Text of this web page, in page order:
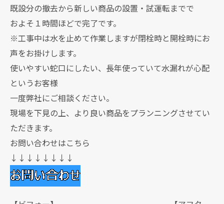
既設分の撤去から新しい商品の設置・試運転までで
およそ１時間ほどで完了です。
※工事中は水を止めて作業しますが閉栓時と開栓時にお
声をお掛けします。
使いやすい蛇口にしたい、長年使っていて水漏れが心配
というお客様
一度弊社にご相談ください。
現場を下見の上、より良い商品をプランニングさせてい
ただきます。
お問い合わせはこちら
↓↓↓↓↓↓↓↓